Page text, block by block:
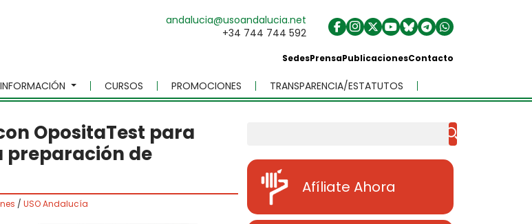
andalucia@usoandalucia.net
+34 744 744 592
SedesPrensaPublicacionesContacto
INFORMACIÓN CURSOS PROMOCIONES TRANSPARENCIA/ESTATUTOS
OpositaTest para
preparación de
/ USO Andalucía
Afíliate Ahora